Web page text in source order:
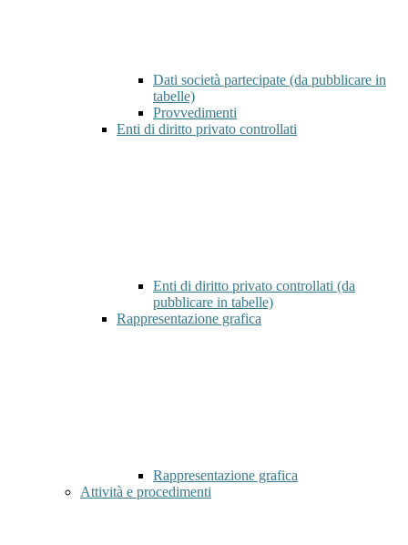
Dati società partecipate (da pubblicare in
tabelle)
Provvedimenti
Enti di diritto privato controllati
Enti di diritto privato controllati (da
pubblicare in tabelle)
Rappresentazione grafica
Rappresentazione grafica
Attività e procedimenti